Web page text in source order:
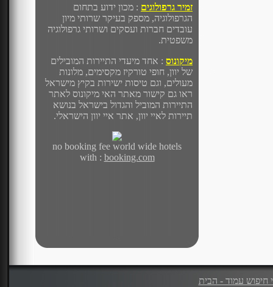
זמיר גרפולוגים : מכון ידוע בתחום
הגרפולוגיה, מספק בעיקר שרותי מיון
עובדים חברות ועסקים ושרותי גרפולוגיה
משפטית.
מיקונוס : אחד מיעדי התיירות המובילים
של יוון, חופי טורקיז מקסימים, מלונות
מעולים, וגם טיסות ישירות בקיץ מישראל
ראו גם קישור מאתר האי מיקונוס לאתר
התיירות המוביל והגדול בישראל בנושא
תיירות לאיי יוון, אתר איי יוון הישראלי.
no booking fee world wide hotels
with : booking.com
חיפוש עמוד - הבית